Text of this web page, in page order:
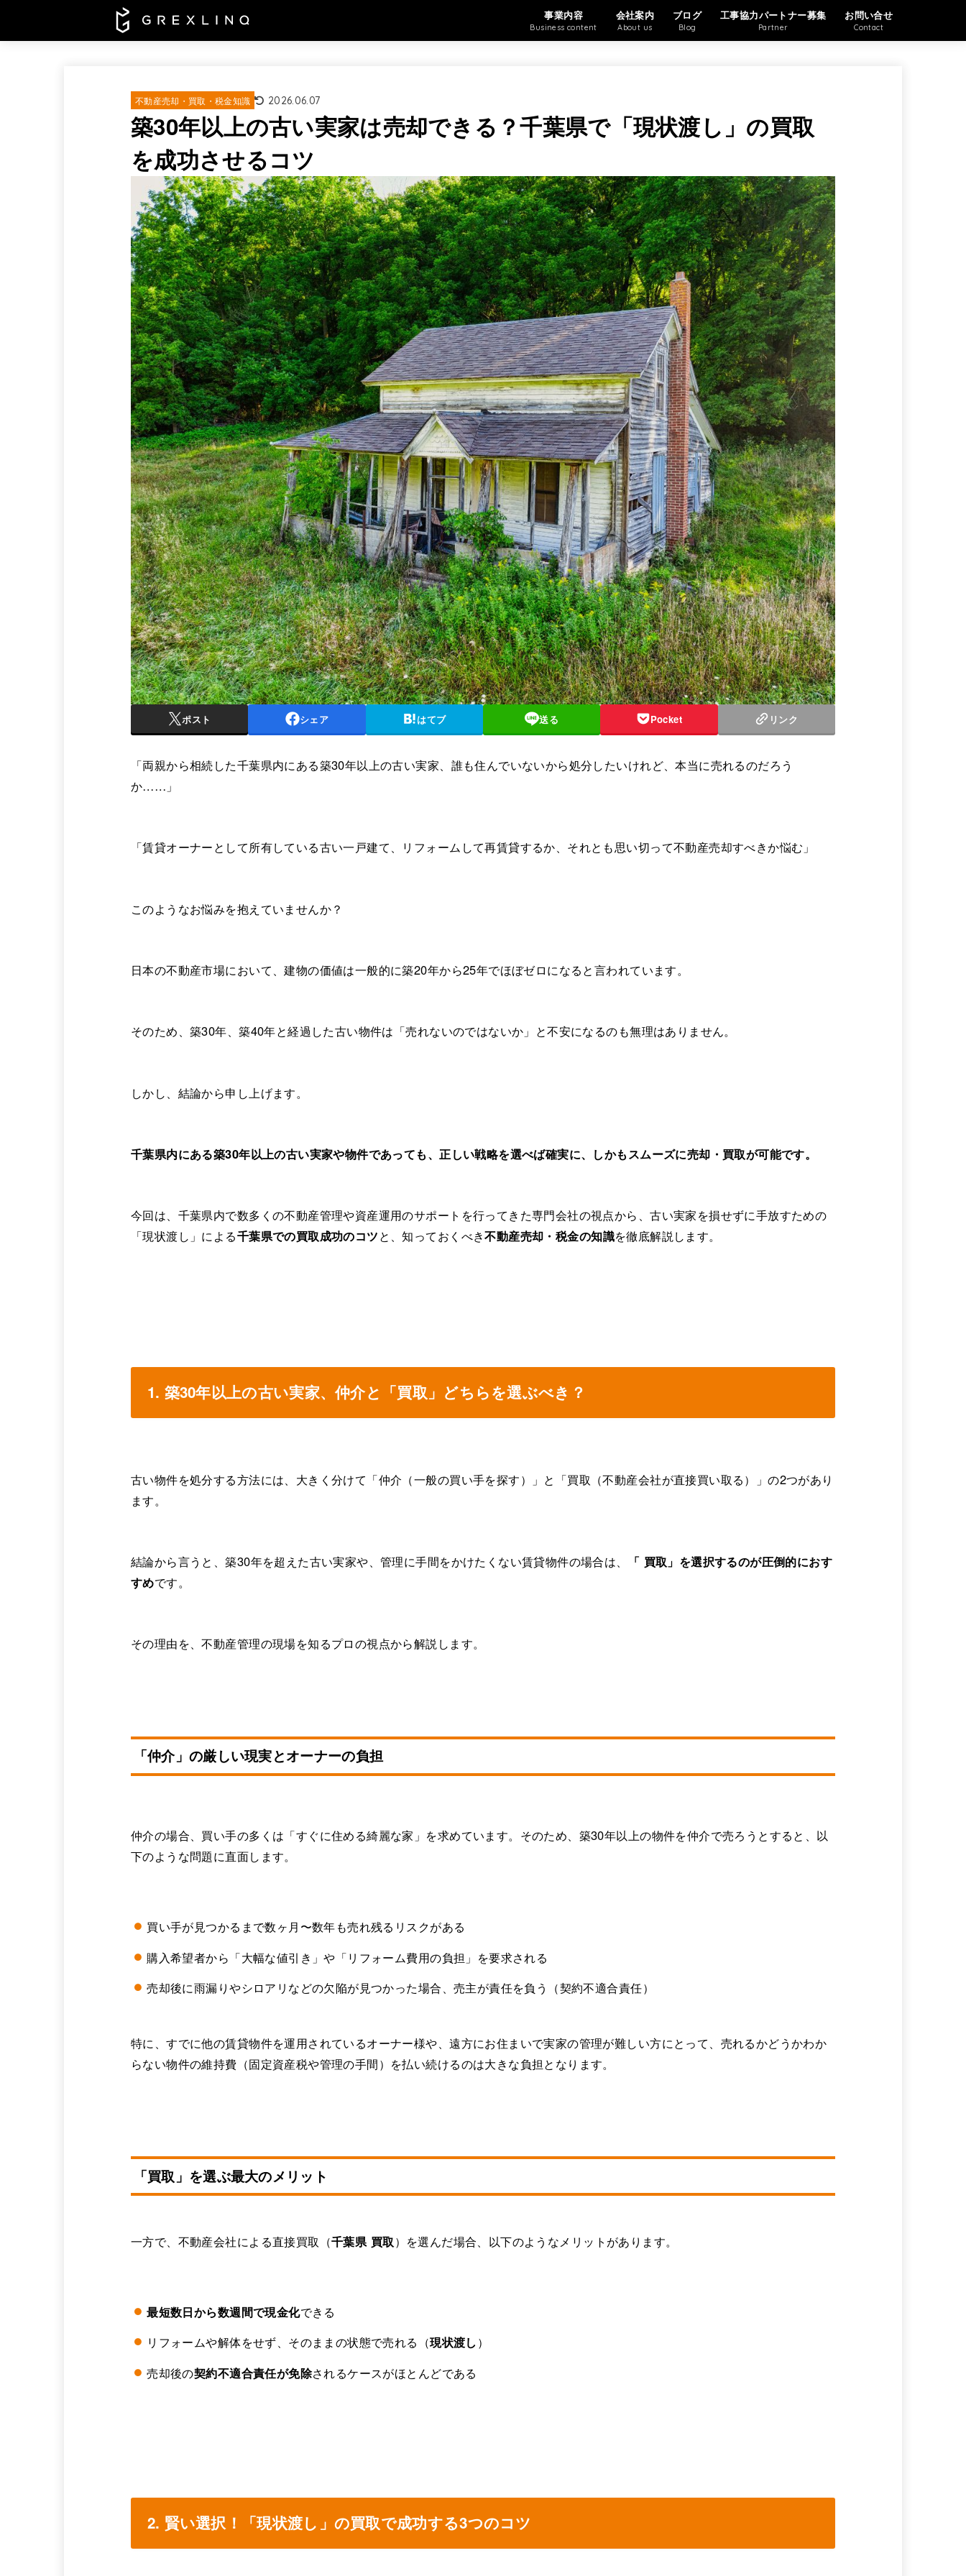
事業内容
Business content
会社案内
About us
ブログ
Blog
工事協力パートナー募集
Partner
お問い合せ
Contact
不動産売却・買取・税金知識 2026.06.07
築30年以上の古い実家は売却できる？千葉県で「現状渡し」の買取
を成功させるコツ
ポスト シェア はてブ 送る Pocket リンク
「両親から相続した千葉県内にある築30年以上の古い実家、誰も住んでいないから処分したいけれど、本当に売れるのだろう
か……」
「賃貸オーナーとして所有している古い一戸建て、リフォームして再賃貸するか、それとも思い切って不動産売却すべきか悩む」
このようなお悩みを抱えていませんか？
日本の不動産市場において、建物の価値は一般的に築20年から25年でほぼゼロになると言われています。
そのため、築30年、築40年と経過した古い物件は「売れないのではないか」と不安になるのも無理はありません。
しかし、結論から申し上げます。
千葉県内にある築30年以上の古い実家や物件であっても、正しい戦略を選べば確実に、しかもスムーズに売却・買取が可能です。
今回は、千葉県内で数多くの不動産管理や資産運用のサポートを行ってきた専門会社の視点から、古い実家を損せずに手放すための
「現状渡し」による千葉県での買取成功のコツと、知っておくべき不動産売却・税金の知識を徹底解説します。
1. 築30年以上の古い実家、仲介と「買取」どちらを選ぶべき？
古い物件を処分する方法には、大きく分けて「仲介（一般の買い手を探す）」と「買取（不動産会社が直接買い取る）」の2つがあり
ます。
結論から言うと、築30年を超えた古い実家や、管理に手間をかけたくない賃貸物件の場合は、
「 買取」を選択するのが圧倒的におす
すめです。
その理由を、不動産管理の現場を知るプロの視点から解説します。
「仲介」の厳しい現実とオーナーの負担
仲介の場合、買い手の多くは「すぐに住める綺麗な家」を求めています。そのため、築30年以上の物件を仲介で売ろうとすると、以
下のような問題に直面します。
買い手が見つかるまで数ヶ月〜数年も売れ残るリスクがある
購入希望者から「大幅な値引き」や「リフォーム費用の負担」を要求される
売却後に雨漏りやシロアリなどの欠陥が見つかった場合、売主が責任を負う（契約不適合責任）
特に、すでに他の賃貸物件を運用されているオーナー様や、遠方にお住まいで実家の管理が難しい方にとって、売れるかどうかわか
らない物件の維持費（固定資産税や管理の手間）を払い続けるのは大きな負担となります。
「買取」を選ぶ最大のメリット
一方で、不動産会社による直接買取（千葉県 買取）を選んだ場合、以下のようなメリットがあります。
最短数日から数週間で現金化できる
リフォームや解体をせず、そのままの状態で売れる（現状渡し ）
売却後の契約不適合責任が免除されるケースがほとんどである
2. 賢い選択！「現状渡し」の買取で成功する3つのコツ